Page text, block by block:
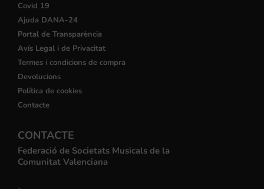
Covid 19
Ajuda DANA-24
Portal de Transparència
Avís Legal i de Privacitat
Termes i condicions de compra
Devolucions
Política de cookies
Contacte
CONTACTE
Federació de Societats Musicals de la
Comunitat Valenciana